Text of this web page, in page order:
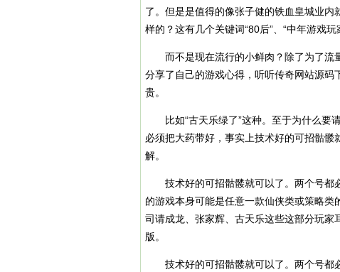
了。但是是值得的像张子健的铁血皇城业
样的？这有几个关键词“80后”、“中年游戏玩
而不是现在流行的小鲜肉？除了为了流
分享了自己的游戏心得，听听传奇网站源
贵。
比如“古天乐绿了”这种。至于为什么要
必须把大药带好，事实上技术好的可招骷
解。
技术好的可招骷髅就可以了。两个号都
的游戏本身可能是任意一款仙侠类或策略
司请成龙、张家辉、古天乐这些这部分玩
版。
技术好的可招骷髅就可以了。两个号都